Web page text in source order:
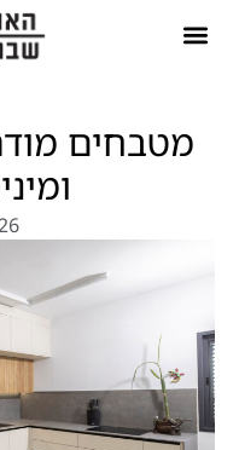
מטבחים